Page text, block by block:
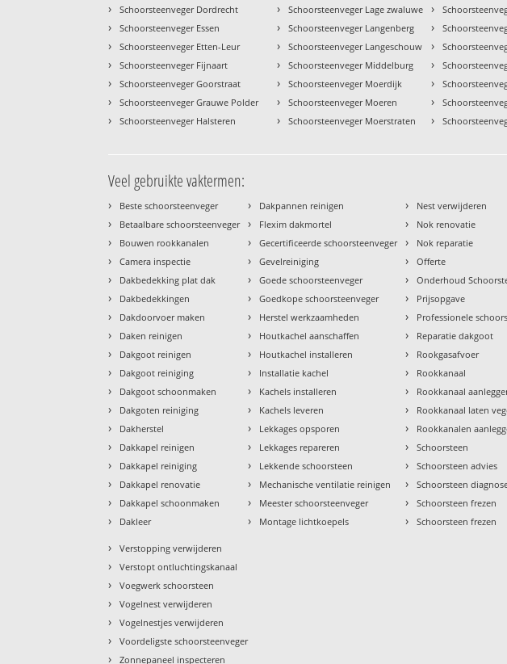
› Schoorsteenveger Dordrecht
› Schoorsteenveger Essen
› Schoorsteenveger Etten-Leur
› Schoorsteenveger Fijnaart
› Schoorsteenveger Goorstraat
› Schoorsteenveger Grauwe Polder
› Schoorsteenveger Halsteren
› Schoorsteenveger Lage zwaluwe
› Schoorsteenveger Langenberg
› Schoorsteenveger Langeschouw
› Schoorsteenveger Middelburg
› Schoorsteenveger Moerdijk
› Schoorsteenveger Moeren
› Schoorsteenveger Moerstraten
›
›
›
›
›
›
›
Veel gebruikte vaktermen:
› Beste schoorsteenveger
› Betaalbare schoorsteenveger
› Bouwen rookkanalen
› Camera inspectie
› Dakbedekking plat dak
› Dakbedekkingen
› Dakdoorvoer maken
› Daken reinigen
› Dakgoot reinigen
› Dakgoot reiniging
› Dakgoot schoonmaken
› Dakgoten reiniging
› Dakherstel
› Dakkapel reinigen
› Dakkapel reiniging
› Dakkapel renovatie
› Dakkapel schoonmaken
› Dakleer
› Dakpannen reinigen
› Flexim dakmortel
› Gecertificeerde schoorsteenveger
› Gevelreiniging
› Goede schoorsteenveger
› Goedkope schoorsteenveger
› Herstel werkzaamheden
› Houtkachel aanschaffen
› Houtkachel installeren
› Installatie kachel
› Kachels installeren
› Kachels leveren
› Lekkages opsporen
› Lekkages repareren
› Lekkende schoorsteen
› Mechanische ventilatie reinigen
› Meester schoorsteenveger
› Montage lichtkoepels
› Nest verwijderen
› Nok renovatie
› Nok reparatie
› Offerte
› Onderhoud
› Prijsopgave
› Professionele
› Reparatie dakgoot
› Rookgasafvoer
› Rookkanaal
› Rookkanaal
› Rookkanaal laten
› Rookkanalen
› Schoorsteen
› Schoorsteen advies
› Schoorsteen
› Schoorsteen frezen
› Schoorsteen frezen
› Verstopping verwijderen
› Verstopt ontluchtingskanaal
› Voegwerk schoorsteen
› Vogelnest verwijderen
› Vogelnestjes verwijderen
› Voordeligste schoorsteenveger
› Zonnepaneel inspecteren